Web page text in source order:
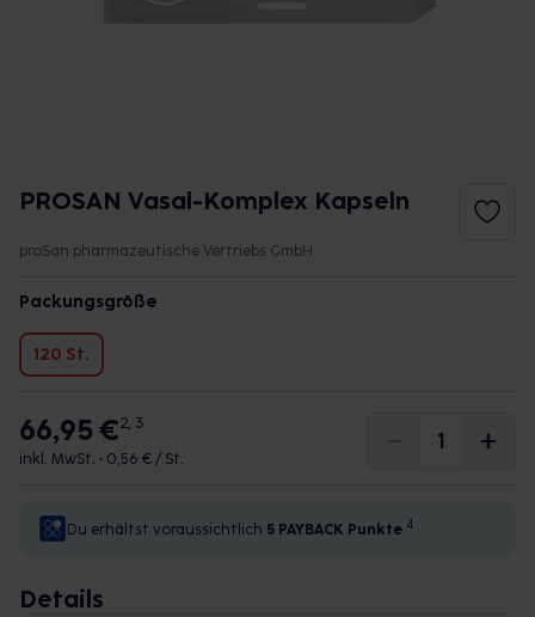
PROSAN Vasal-Komplex Kapseln
proSan pharmazeutische Vertriebs GmbH
Packungsgröße
120 St.
66,95 €2, 3
inkl. MwSt. • 0,56 € / St.
Du erhältst voraussichtlich 5 PAYBACK Punkte 4
Details